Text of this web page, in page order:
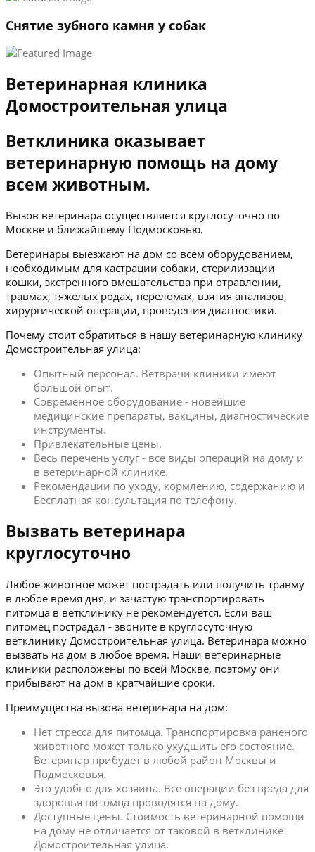
Снятие зубного камня у собак
Ветеринарная клиника
Домостроительная улица
Ветклиника оказывает
ветеринарную помощь на дому
всем животным.
Вызов ветеринара осуществляется круглосуточно по
Москве и ближайшему Подмосковью.
Ветеринары выезжают на дом со всем оборудованием,
необходимым для кастрации собаки, стерилизации
кошки, экстренного вмешательства при отравлении,
травмах, тяжелых родах, переломах, взятия анализов,
хирургической операции, проведения диагностики.
Почему стоит обратиться в нашу ветеринарную клинику
Домостроительная улица:
Опытный персонал. Ветврачи клиники имеют
большой опыт.
Современное оборудование - новейшие
медицинские препараты, вакцины, диагностические
инструменты.
Привлекательные цены.
Весь перечень услуг - все виды операций на дому и
в ветеринарной клинике.
Рекомендации по уходу, кормлению, содержанию и
Бесплатная консультация по телефону.
Вызвать ветеринара
круглосуточно
Любое животное может пострадать или получить травму
в любое время дня, и зачастую транспортировать
питомца в ветклинику не рекомендуется. Если ваш
питомец пострадал - звоните в круглосуточную
ветклинику Домостроительная улица. Ветеринара можно
вызвать на дом в любое время. Наши ветеринарные
клиники расположены по всей Москве, поэтому они
прибывают на дом в кратчайшие сроки.
Преимущества вызова ветеринара на дом:
Нет стресса для питомца. Транспортировка раненого
животного может только ухудшить его состояние.
Ветеринар прибудет в любой район Москвы и
Подмосковья.
Это удобно для хозяина. Все операции без вреда для
здоровья питомца проводятся на дому.
Доступные цены. Стоимость ветеринарной помощи
на дому не отличается от таковой в ветклинике
Домостроительная улица.